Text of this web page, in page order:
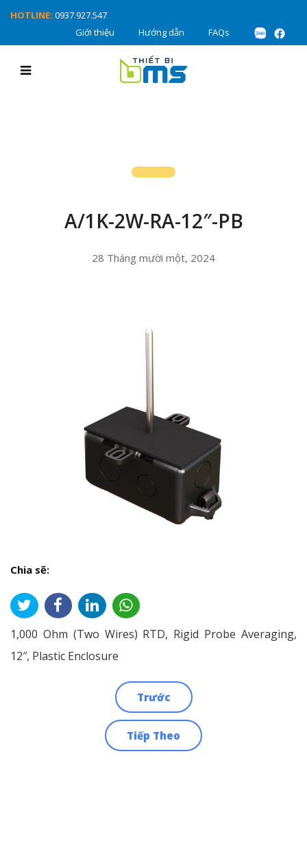
HOTLINE: 0937.927.547
Giới thiệu
Hướng dẫn FAQs
A/1K-2W-RA-12″-PB
28 Tháng mười một, 2024
Chia sẽ:
1,000 Ohm (Two Wires) RTD, Rigid Probe Averaging,
12″, Plastic Enclosure
Trước
Tiếp Theo